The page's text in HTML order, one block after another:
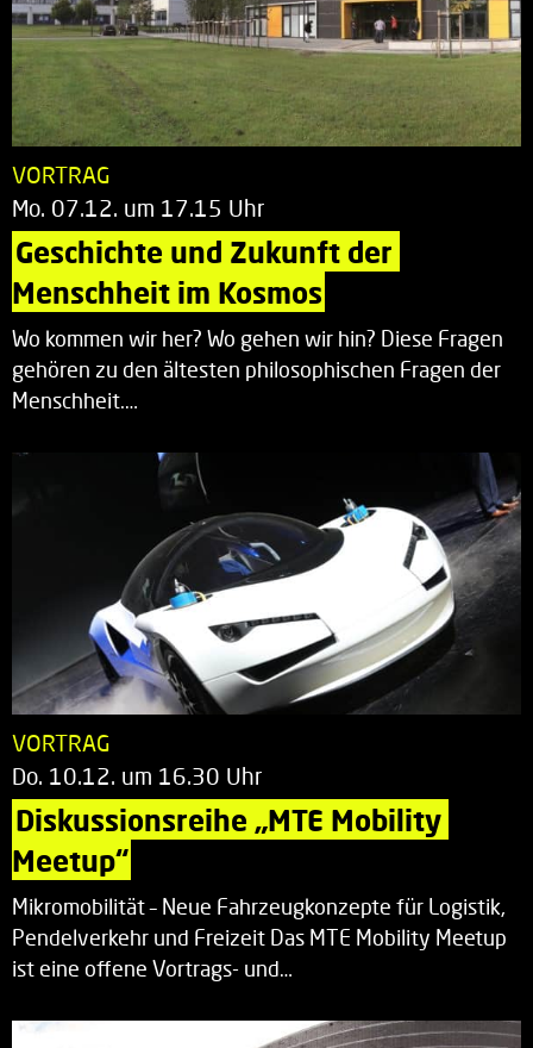
VORTRAG
Mo. 07.12. um 17.15 Uhr
Geschichte und Zukunft der
Menschheit im Kosmos
Wo kommen wir her? Wo gehen wir hin? Diese Fragen
gehören zu den ältesten philosophischen Fragen der
Menschheit.…
VORTRAG
Do. 10.12. um 16.30 Uhr
Diskussionsreihe „MTE Mobility
Meetup“
Mikromobilität – Neue Fahrzeugkonzepte für Logistik,
Pendelverkehr und Freizeit Das MTE Mobility Meetup
ist eine offene Vortrags- und…